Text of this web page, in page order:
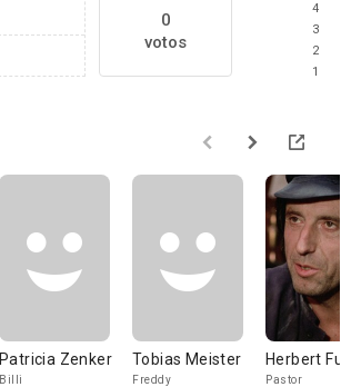
0
votos
4
3
2
1
Patricia Zenker
Billi
Tobias Meister
Freddy
Herbert
Pastor